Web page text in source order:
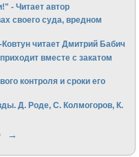
- Читает автор
своего суда, вредном
читает Дмитрий Бабич
вместе с закатом
контроля и сроки его
Д. Роде, С. Колмогоров, К.
→